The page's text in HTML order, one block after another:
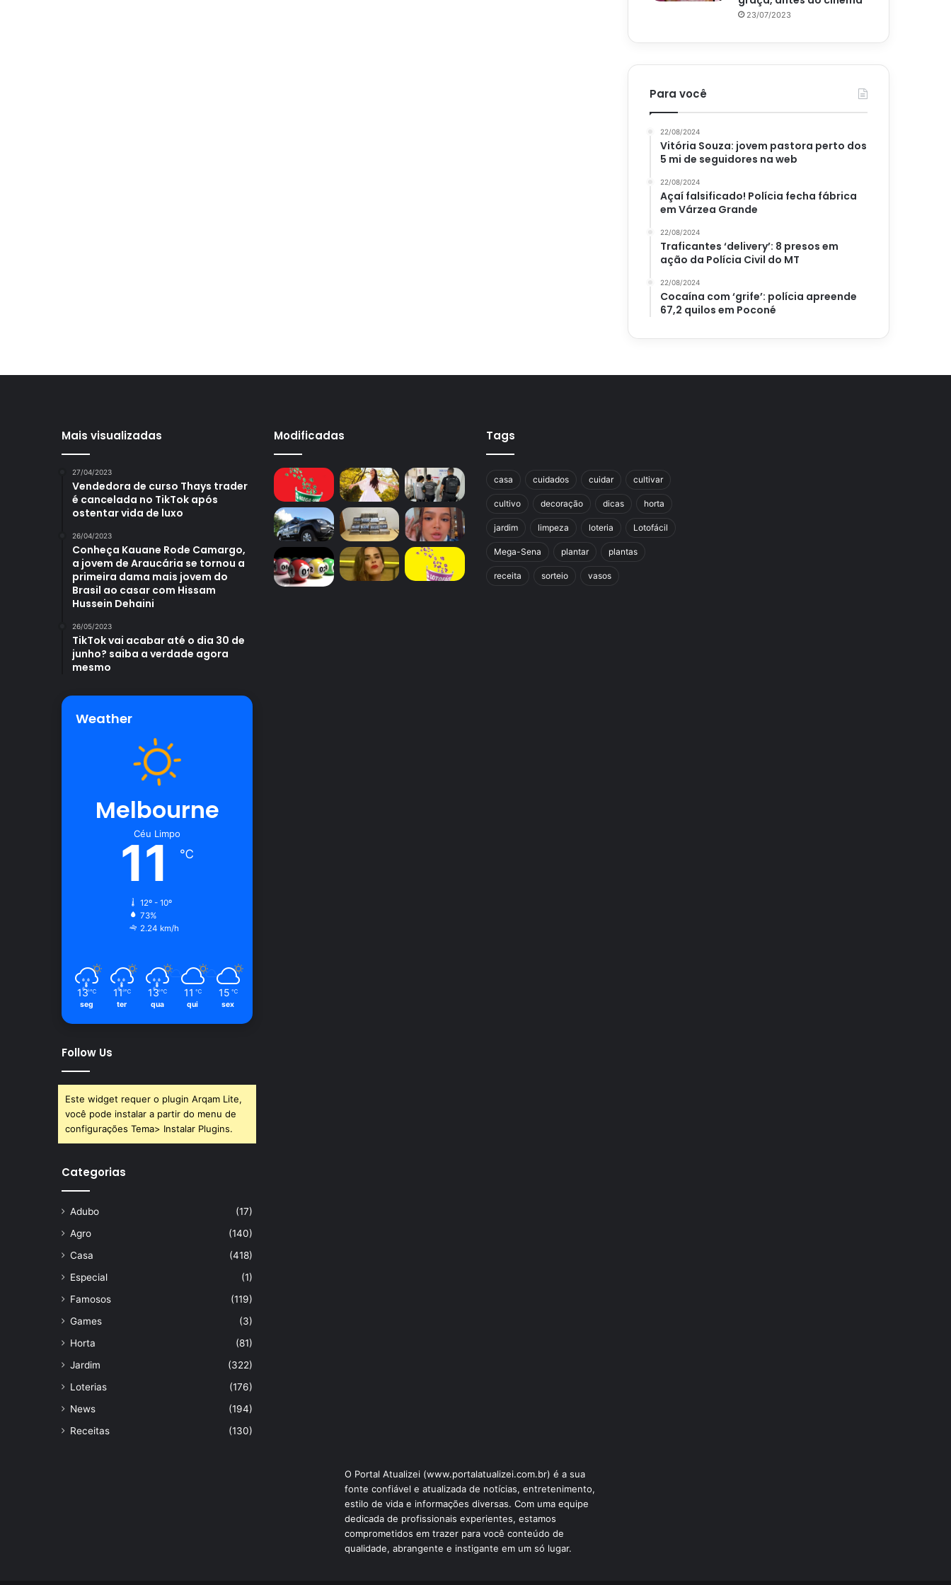
23/07/2023
Para você
22/08/2024
Vitória Souza: jovem pastora perto dos
5 mi de seguidores na web
22/08/2024
Açaí falsificado! Polícia fecha fábrica
em Várzea Grande
22/08/2024
Traficantes ‘delivery’: 8 presos em
ação da Polícia Civil do MT
22/08/2024
Cocaína com ‘grife’: polícia apreende
67,2 quilos em Poconé
Mais visualizadas
27/04/2023
Vendedora de curso Thays trader
é cancelada no TikTok após
ostentar vida de luxo
26/04/2023
Conheça Kauane Rode Camargo,
a jovem de Araucária se tornou a
primeira dama mais jovem do
Brasil ao casar com Hissam
Hussein Dehaini
26/05/2023
TikTok vai acabar até o dia 30 de
junho? saiba a verdade agora
mesmo
Weather
Melbourne
Céu Limpo
11 ℃
12º - 10º
73%
2.24 km/h
13 ℃
seg
11 ℃
ter
13 ℃
qua
11 ℃
qui
15 ℃
sex
Follow Us
Este widget requer o plugin Arqam Lite,
você pode instalar a partir do menu de
configurações Tema> Instalar Plugins.
Categorias
Adubo
(17)
Agro
(140)
Casa
(418)
Especial
(1)
Famosos
(119)
Games
(3)
Horta
(81)
Jardim
(322)
Loterias
(176)
News
(194)
Receitas
(130)
Modificadas Tags
casa cuidados cuidar cultivar
cultivo decoração dicas horta
jardim limpeza loteria Lotofácil
Mega-Sena plantar plantas
receita sorteio vasos
O Portal Atualizei (www.portalatualizei.com.br) é a sua
fonte confiável e atualizada de notícias, entretenimento,
estilo de vida e informações diversas. Com uma equipe
dedicada de profissionais experientes, estamos
comprometidos em trazer para você conteúdo de
qualidade, abrangente e instigante em um só lugar.